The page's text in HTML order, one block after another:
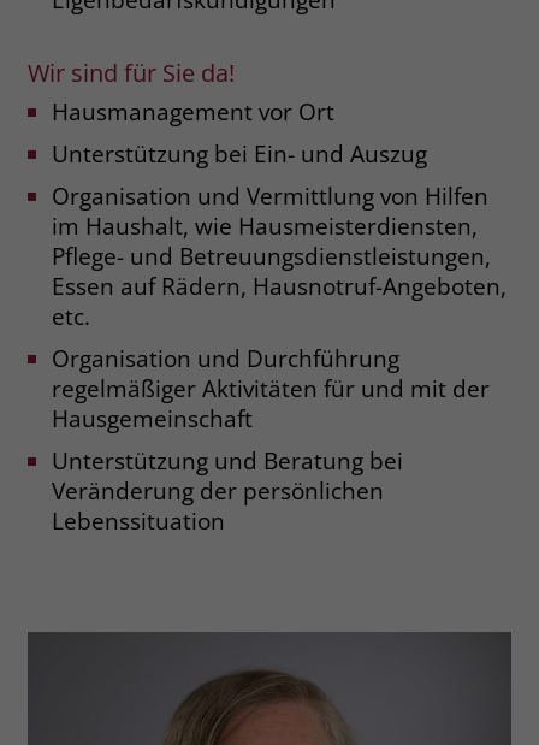
Wir sind für Sie da!
Hausmanagement vor Ort
Unterstützung bei Ein- und Auszug
Organisation und Vermittlung von Hilfen
im Haushalt, wie Hausmeisterdiensten,
Pflege- und Betreuungsdienstleistungen,
Essen auf Rädern, Hausnotruf-Angeboten,
etc.
Organisation und Durchführung
regelmäßiger Aktivitäten für und mit der
Hausgemeinschaft
Unterstützung und Beratung bei
Veränderung der persönlichen
Lebenssituation
welche Werbeanzeige geklickt wurde,
Bestellungen oder Kontaktanfragen der
Name _gcl_dc
Anbieter Google Ads
Laufzeit 90 Tage
Zweck
User über einen Klick auf eine Google
Werbeanzeige auf die Website gelangt.
Es enthält Informationen darüber,
welche Werbeanzeige geklickt wurde,
sodass erzielte Erfolge wie z.B.
Bestellungen oder Kontaktanfragen der
Anzeige zugewiesen werden können.
Anbieter Facebook
3 Monate
Der Zweck von _fbp ist vollständig auf